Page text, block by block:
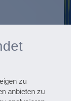
zu
anbieten zu